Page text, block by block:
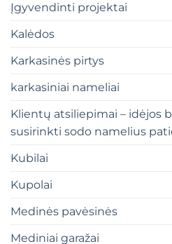
Įgyvendinti projektai
Kalėdos
Karkasinės pirtys
karkasiniai nameliai
Klientų atsiliepimai – idėjos
susirinkti sodo namelius
Kubilai
Kupolai
Medinės pavėsinės
Mediniai garažai